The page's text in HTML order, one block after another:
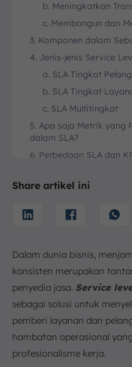
b. Meningkatkan
c. Membangun dan
3. Komponen dalam
4. Jenis-jenis Service
a. SLA Tingkat
b. SLA Tingkat
c. SLA Multitingkat
5. Apa saja Metrik yang
dalam SLA?
6. Perbedaan SLA dan
FAQ:
Share artikel ini
Dalam dunia bisnis,
konsisten merupakan
penyedia jasa. Service
sebagai solusi untuk
pemberi layanan dan
hambatan operasional
profesionalisme kerja.